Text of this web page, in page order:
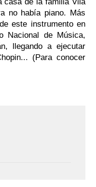
casa de la familia Vila
no había piano. Más
este instrumento en
Nacional de Música,
llegando a ejecutar
(Para conocer